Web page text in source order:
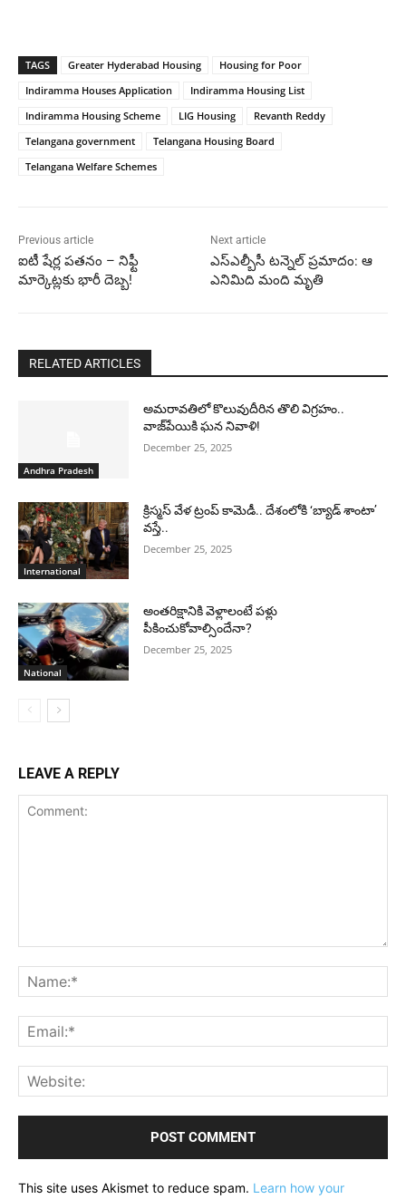
TAGS Greater Hyderabad Housing
Housing for Poor
Indiramma Houses Application
Indiramma Housing List
Indiramma Housing Scheme
LIG Housing
Revanth Reddy
Telangana government
Telangana Housing Board
Telangana Welfare Schemes
Previous article
ఐటీ షేర్ల పతనం – నిఫ్టీ
మార్కెట్లకు భారీ దెబ్బ!
Next article
ఎస్ఎల్బీసీ టన్నెల్ ప్రమాదం: ఆ
ఎనిమిది మంది మృతి
RELATED ARTICLES
Andhra Pradesh
అమరావతిలో కొలువుదీరిన తొలి విగ్రహం..
వాజ్‌పేయికి ఘన నివాళి!
December 25, 2025
International
క్రిస్మస్ వేళ ట్రంప్ కామెడీ.. దేశంలోకి ‘బ్యాడ్ శాంటా’
వస్తే..
December 25, 2025
National
అంతరిక్షానికి వెళ్లాలంటే పళ్లు
పీకించుకోవాల్సిందేనా?
December 25, 2025
LEAVE A REPLY
This site uses Akismet to reduce spam. Learn how your